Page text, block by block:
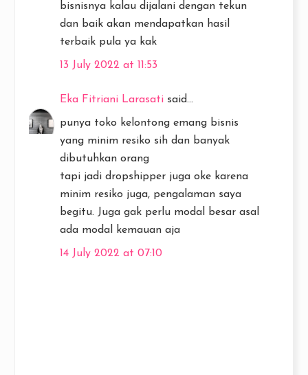
bisnisnya kalau dijalani dengan tekun
dan baik akan mendapatkan hasil
terbaik pula ya kak
13 July 2022 at 11:53
Eka Fitriani Larasati said...
punya toko kelontong emang bisnis
yang minim resiko sih dan banyak
dibutuhkan orang
tapi jadi dropshipper juga oke karena
minim resiko juga, pengalaman saya
begitu. Juga gak perlu modal besar asal
ada modal kemauan aja
14 July 2022 at 07:10